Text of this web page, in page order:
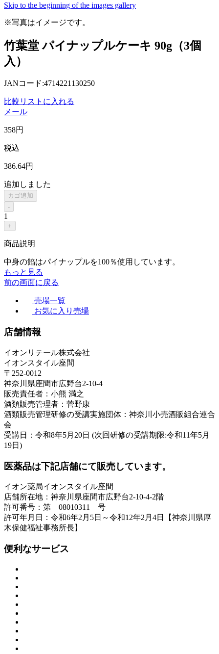
Skip to the beginning of the images gallery
※写真はイメージです。
竹葉堂 パイナップルケーキ 90g（3個
入）
JANコード:4714221130250
比較リストに入れる
メール
358円
税込
386.64円
追加しました
カゴ追加
-
1
+
商品説明
中身の餡はパイナップルを100％使用しています。
もっと見る
前の画面に戻る
売場一覧
お気に入り売場
店舗情報
イオンリテール株式会社
イオンスタイル座間
〒252-0012
神奈川県座間市広野台2-10-4
販売責任者：小熊 満之
酒類販売管理者：菅野康
酒類販売管理研修の受講実施団体：神奈川小売酒販組合連合
会
受講日：令和8年5月20日 (次回研修の受講期限:令和11年5月
19日)
医薬品は下記店舗にて販売しています。
イオン薬局イオンスタイル座間
店舗所在地：神奈川県座間市広野台2-10-4-2階
許可番号：第 08010311 号
許可年月日：令和6年2月5日～令和12年2月4日【神奈川県厚
木保健福祉事務所長】
便利なサービス